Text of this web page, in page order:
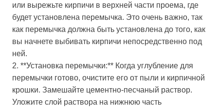
или вырежьте кирпичи в верхней части проема, где
будет установлена перемычка. Это очень важно, так
как перемычка должна быть установлена до того, как
вы начнете выбивать кирпичи непосредственно под
ней.
2. **Установка перемычки:** Когда углубление для
перемычки готово, очистите его от пыли и кирпичной
крошки. Замешайте цементно-песчаный раствор.
Уложите слой раствора на нижнюю часть